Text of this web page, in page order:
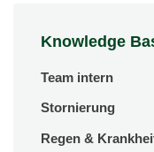
Knowledge
Team intern
Stornierung
Regen &